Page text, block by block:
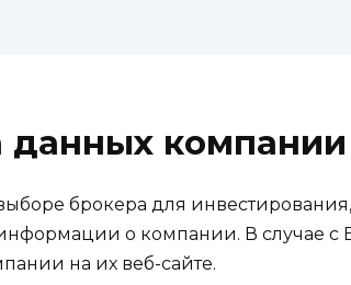
данных компании
брокера для
о компании. В случае с
на их веб-сайте.